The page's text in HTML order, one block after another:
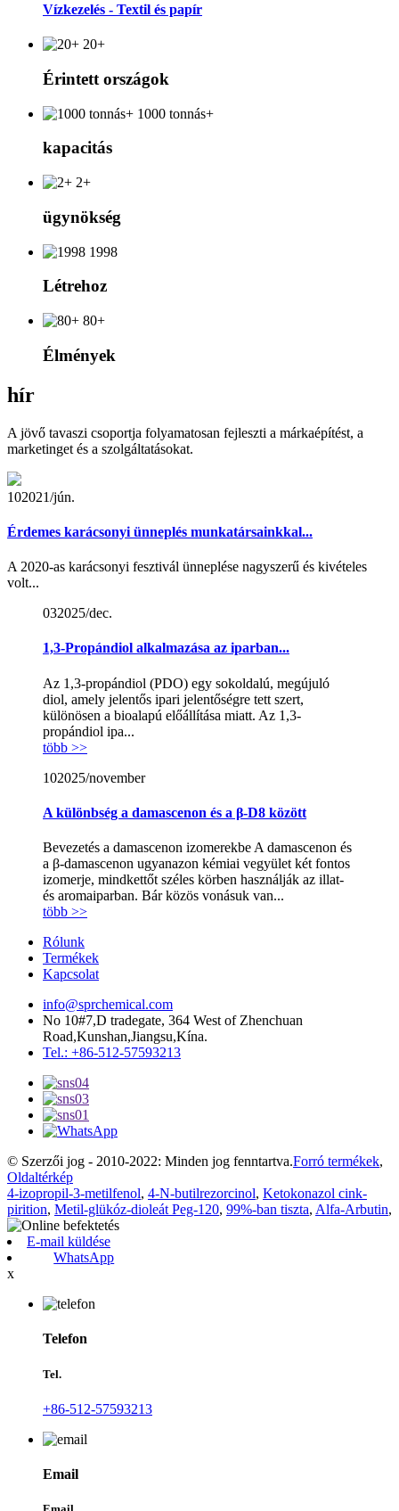
Vízkezelés - Textil és papír
20+
Érintett országok
1000 tonnás+
kapacitás
2+
ügynökség
1998
Létrehoz
80+
Élmények
hír
A jövő tavaszi csoportja folyamatosan fejleszti a márkaépítést, a
marketinget és a szolgáltatásokat.
102021/jún.
Érdemes karácsonyi ünneplés munkatársainkkal...
A 2020-as karácsonyi fesztivál ünneplése nagyszerű és kivételes
volt...
032025/dec.
1,3-Propándiol alkalmazása az iparban...
Az 1,3-propándiol (PDO) egy sokoldalú, megújuló
diol, amely jelentős ipari jelentőségre tett szert,
különösen a bioalapú előállítása miatt. Az 1,3-
propándiol ipa...
több >>
102025/november
A különbség a damascenon és a β-D8 között
Bevezetés a damascenon izomerekbe A damascenon és
a β-damascenon ugyanazon kémiai vegyület két fontos
izomerje, mindkettőt széles körben használják az illat-
és aromaiparban. Bár közös vonásuk van...
több >>
Rólunk
Termékek
Kapcsolat
info@sprchemical.com
No 10#7,D tradegate, 364 West of Zhenchuan
Road,Kunshan,Jiangsu,Kína.
Tel.: +86-512-57593213
© Szerzői jog - 2010-2022: Minden jog fenntartva.Forró termékek,
Oldaltérkép
4-izopropil-3-metilfenol, 4-N-butilrezorcinol, Ketokonazol cink-
pirition, Metil-glükóz-dioleát Peg-120, 99%-ban tiszta, Alfa-Arbutin,
E-mail küldése
WhatsApp
x
Telefon
Tel.
+86-512-57593213
Email